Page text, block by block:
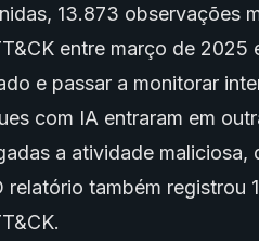
13.873 observações
entre março de
e passar a monitorar
com IA entraram em
a atividade
relatório também registrou